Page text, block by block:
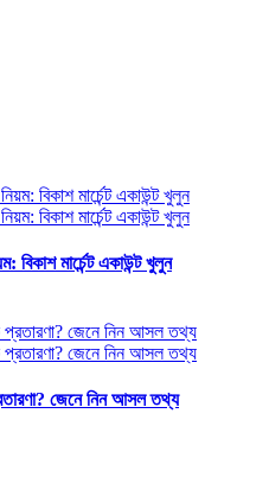
বিকাশ মার্চেন্ট একাউন্ট খুলুন
জেনে নিন আসল তথ্য